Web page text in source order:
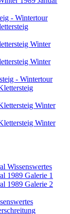
- Wintertour
Winter
Winter
- Wintertour
Winter
Winter
Wissenswertes
1989 Galerie 1
1989 Galerie 2